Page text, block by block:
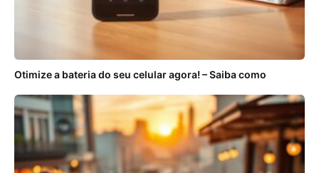
Otimize a bateria do seu celular agora! – Saiba como